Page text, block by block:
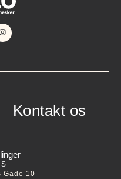
Kontakt os
Gade 10